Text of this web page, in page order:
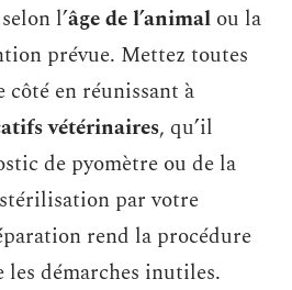
l’âge de l’animal ou la
prévue. Mettez toutes
côté en réunissant à
vétérinaires, qu’il
de pyomètre ou de la
par votre
rend la procédure
démarches inutiles.